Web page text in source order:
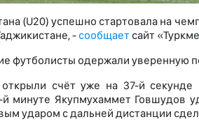
(U20) успешно стартовала на
- сообщаетсайт
футболисты одержали уверенную
счёт уже на 37-й
минуте Якупмухаммет Говшудов
ударом с дальней дистанции